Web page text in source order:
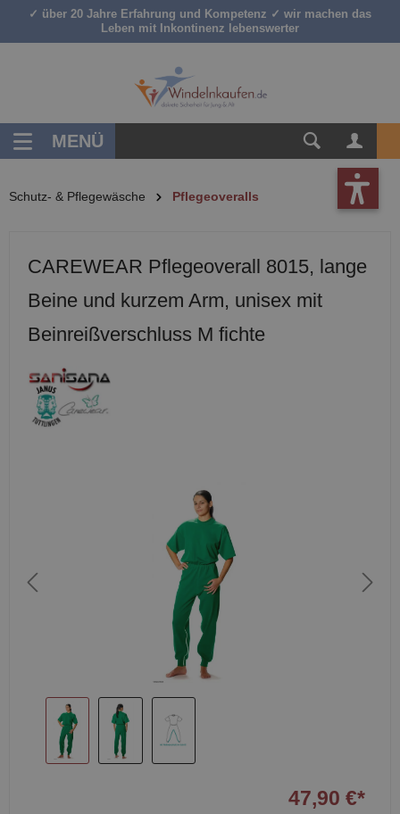
springen
✓ über 20 Jahre Erfahrung und Kompetenz ✓ wir machen das
Leben mit Inkontinenz lebenswerter
MENÜ
Schutz- & Pflegewäsche Pflegeoveralls
CAREWEAR Pflegeoverall 8015, lange
Beine und kurzem Arm, unisex mit
Beinreißverschluss M fichte
47,90 €*